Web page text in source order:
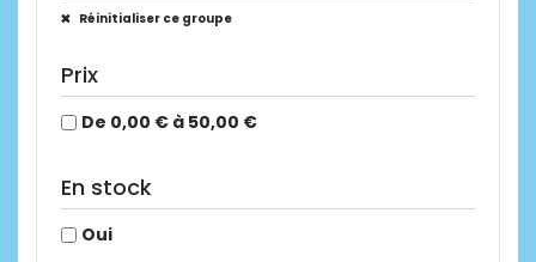
Réinitialiser ce groupe
Prix
De 0,00 € à 50,00 €
En stock
Oui